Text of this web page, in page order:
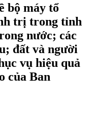
bộ máy tổ
trị trong tỉnh
nước; các
đất và người
vụ hiệu quả
của Ban